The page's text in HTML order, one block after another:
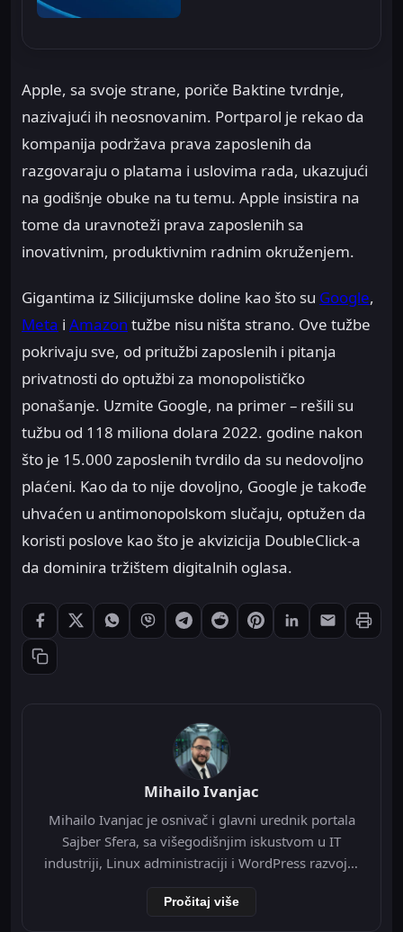
Apple, sa svoje strane, poriče Baktine tvrdnje,
nazivajući ih neosnovanim. Portparol je rekao da
kompanija podržava prava zaposlenih da
razgovaraju o platama i uslovima rada, ukazujući
na godišnje obuke na tu temu. Apple insistira na
tome da uravnoteži prava zaposlenih sa
inovativnim, produktivnim radnim okruženjem.
Gigantima iz Silicijumske doline kao što su Google,
Meta i Amazon tužbe nisu ništa strano. Ove tužbe
pokrivaju sve, od pritužbi zaposlenih i pitanja
privatnosti do optužbi za monopolističko
ponašanje. Uzmite Google, na primer – rešili su
tužbu od 118 miliona dolara 2022. godine nakon
što je 15.000 zaposlenih tvrdilo da su nedovoljno
plaćeni. Kao da to nije dovoljno, Google je takođe
uhvaćen u antimonopolskom slučaju, optužen da
koristi poslove kao što je akvizicija DoubleClick-a
da dominira tržištem digitalnih oglasa.
Podeli: Facebook
Podeli: XPodeli: WhatsApp
Podeli: Viber
Podeli: Telegram
Podeli: Reddit
Podeli: Pinterest
Podeli: LinkedIn
Podeli:
Kopiraj link
Mihailo Ivanjac
Mihailo Ivanjac je osnivač i glavni urednik portala
Sajber Sfera, sa višegodišnjim iskustvom u IT
industriji, Linux administraciji i WordPress razvoju.
object cache, Cloudflare integraciju i optimizaciju
Pročitaj više